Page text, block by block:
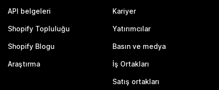
API belgeleri
Shopify Topluluğu
Shopify Blogu
Araştırma
Kariyer
Yatırımcılar
Basın ve medya
İş Ortakları
Satış ortakları